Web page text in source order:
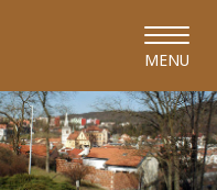
MENU